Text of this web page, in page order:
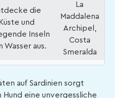
die
Küste und
Inseln
Wasser aus.
La
Maddalena
Archipel,
Costa
Smeralda
auf Sardinien sorgt
Hund eine unvergessliche